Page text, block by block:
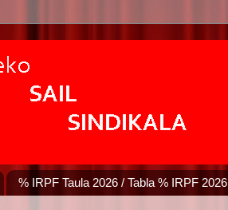
% IRPF Taula 2026 / Tabla % IRPF 2026